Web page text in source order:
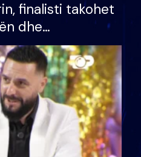
finalisti takohet
dhe
ndonjë letër